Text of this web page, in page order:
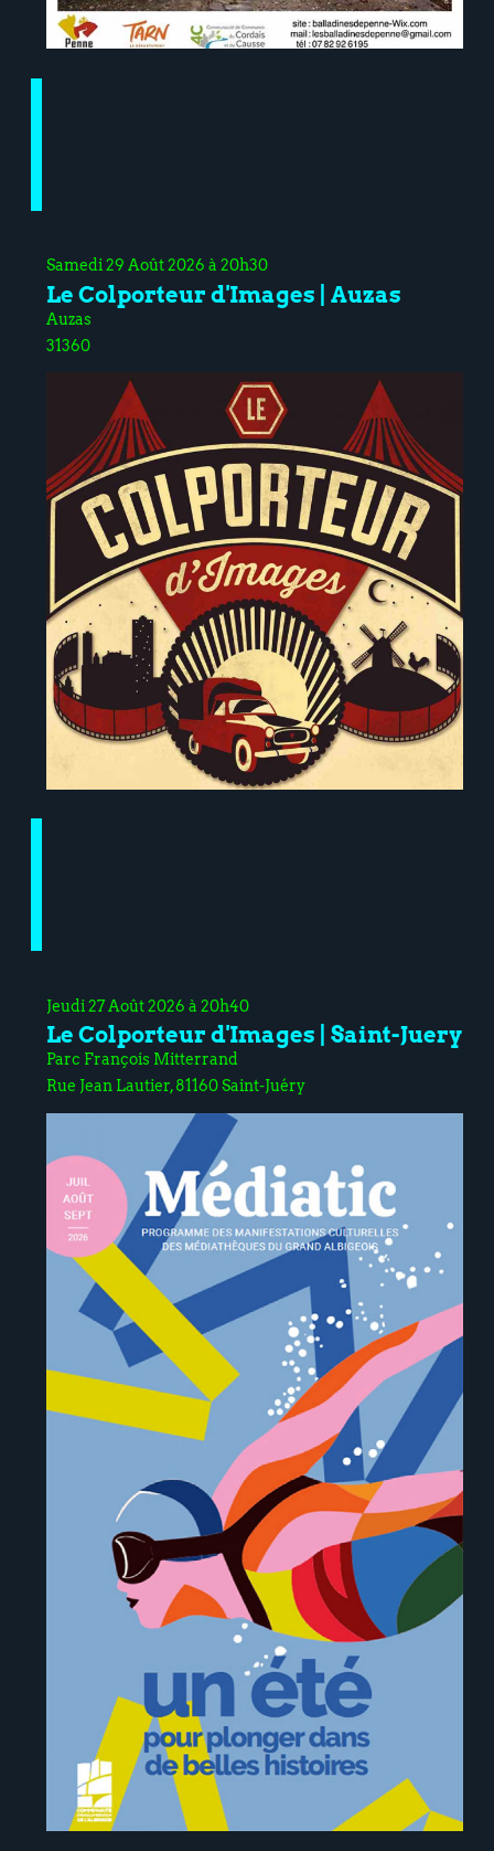
Samedi 29 Août 2026 à 20h30
Le Colporteur d'Images | Auzas
Auzas
31360
Jeudi 27 Août 2026 à 20h40
Le Colporteur d'Images | Saint-Juery
Parc François Mitterrand
Rue Jean Lautier, 81160 Saint-Juéry